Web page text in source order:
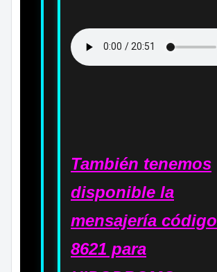
También tenemos
disponible la
mensajería código
8621 para